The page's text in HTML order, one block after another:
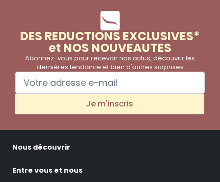
DES REDUCTIONS EXCLUSIVES*
et NOS NOUVEAUTES
Abonnez-vous pour recevoir nos actus, découvrir les
dernières tendance et bien d'autres surprises
Je m'inscris
Nous découvrir
Entre vous et nous